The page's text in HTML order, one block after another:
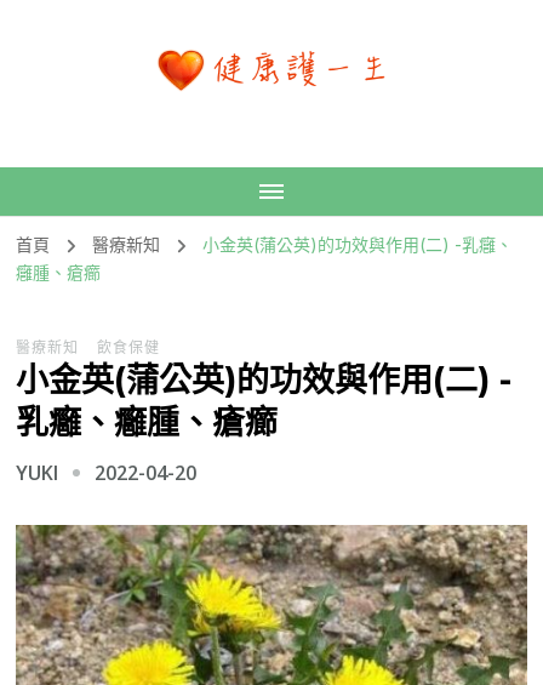
首頁 醫療新知
小金英(蒲公英)的功效與作用(二) -乳癰、
癰腫、瘡癤
醫療新知 飲食保健
小金英(蒲公英)的功效與作用(二) -
乳癰、癰腫、瘡癤
YUKI 2022-04-20